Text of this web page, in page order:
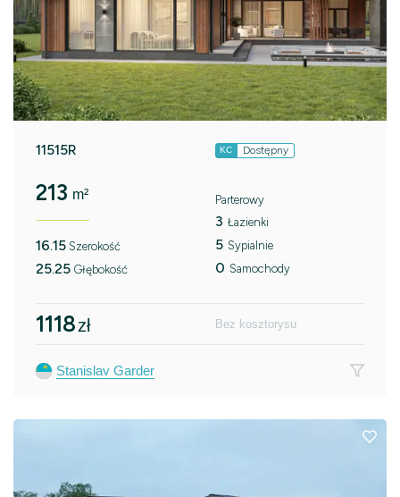
11515R KC Dostępny
213 m²
16.15 Szerokość
25.25 Głębokość
Parterowy
3 Łazienki
5 Sypialnie
0 Samochody
1118zł Bez kosztorysu
Stanislav Garder